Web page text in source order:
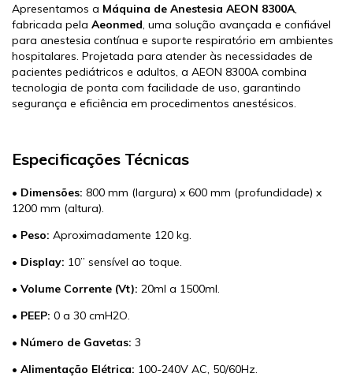
Apresentamos a Máquina de Anestesia AEON 8300A,
fabricada pela Aeonmed, uma solução avançada e confiável
para anestesia contínua e suporte respiratório em ambientes
hospitalares. Projetada para atender às necessidades de
pacientes pediátricos e adultos, a AEON 8300A combina
tecnologia de ponta com facilidade de uso, garantindo
segurança e eficiência em procedimentos anestésicos.
Especificações Técnicas
• Dimensões: 800 mm (largura) x 600 mm (profundidade) x
1200 mm (altura).
• Peso: Aproximadamente 120 kg.
• Display: 10” sensível ao toque.
• Volume Corrente (Vt): 20ml a 1500ml.
• PEEP: 0 a 30 cmH2O.
• Número de Gavetas: 3
• Alimentação Elétrica: 100-240V AC, 50/60Hz.